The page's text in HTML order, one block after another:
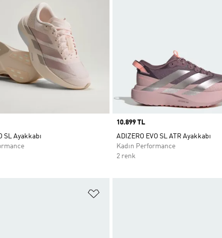
SL Ayakkabı
Price
10.899 TL
ADIZERO EVO SL ATR Ayakkabı
Kadın Performance
2 renk